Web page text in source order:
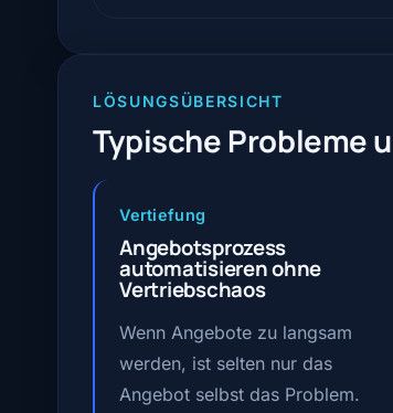
LÖSUNGSÜBERSICHT
Typische Probleme
Vertiefung
Angebotsprozess
automatisieren ohne
Vertriebschaos
Wenn Angebote zu langsam
werden, ist selten nur das
Angebot selbst das Problem.